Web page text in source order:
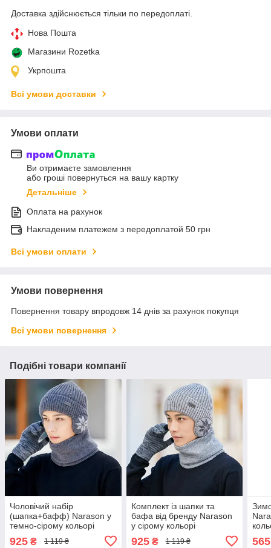
Доставка здійснюється тільки по передоплаті.
Нова Пошта
Магазини Rozetka
Укрпошта
Всі умови доставки
Умови оплати
Ви отримаєте замовлення
або гроші повернуться на вашу картку
Детальніше
Оплата на рахунок
Накладеним платежем з передоплатой 50 грн
Всі умови оплати
Умови повернення
Повернення товару впродовж 14 днів за рахунок покупця
Всі умови повернення
Подібні товари компанії
Чоловічий набір
(шапка+бафф) Narason у
темно-сірому кольорі
925 ₴ 1 119 ₴
Комплект із шапки та
бафа від бренду Narason
у сірому кольорі
925₴ 1 119 ₴ 565